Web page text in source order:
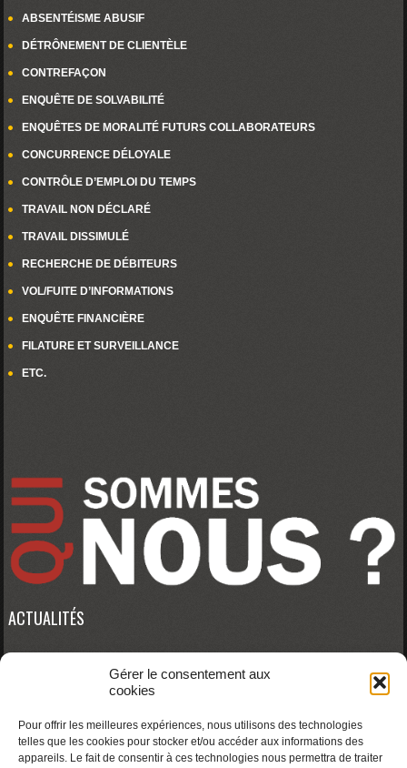
Gérer le consentement aux
cookies
Pour offrir les meilleures expériences, nous utilisons des technologies
telles que les cookies pour stocker et/ou accéder aux informations des
appareils. Le fait de consentir à ces technologies nous permettra de traiter
ABSENTÉISME ABUSIF
DÉTRÔNEMENT DE CLIENTÈLE
CONTREFAÇON
ENQUÊTE DE SOLVABILITÉ
ENQUÊTES DE MORALITÉ FUTURS COLLABORATEURS
CONCURRENCE DÉLOYALE
CONTRÔLE D’EMPLOI DU TEMPS
TRAVAIL NON DÉCLARÉ
TRAVAIL DISSIMULÉ
RECHERCHE DE DÉBITEURS
VOL/FUITE D’INFORMATIONS
ENQUÊTE FINANCIÈRE
FILATURE ET SURVEILLANCE
ETC.
ACTUALITÉS
WP HTTP Error: cURL error 28: Connection timed out after 10000